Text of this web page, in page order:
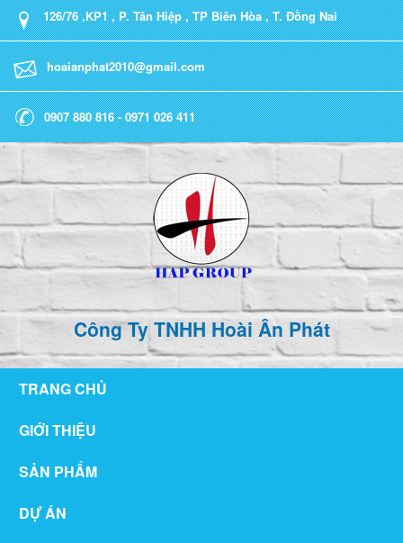
126/76 ,KP1 , P. Tân Hiệp , TP Biên Hòa , T. Đồng Nai
hoaianphat2010@gmail.com
0907 880 816 - 0971 026 411
Công Ty TNHH Hoài Ân Phát
TRANG CHỦ
GIỚI THIỆU
SẢN PHẨM
DỰ ÁN